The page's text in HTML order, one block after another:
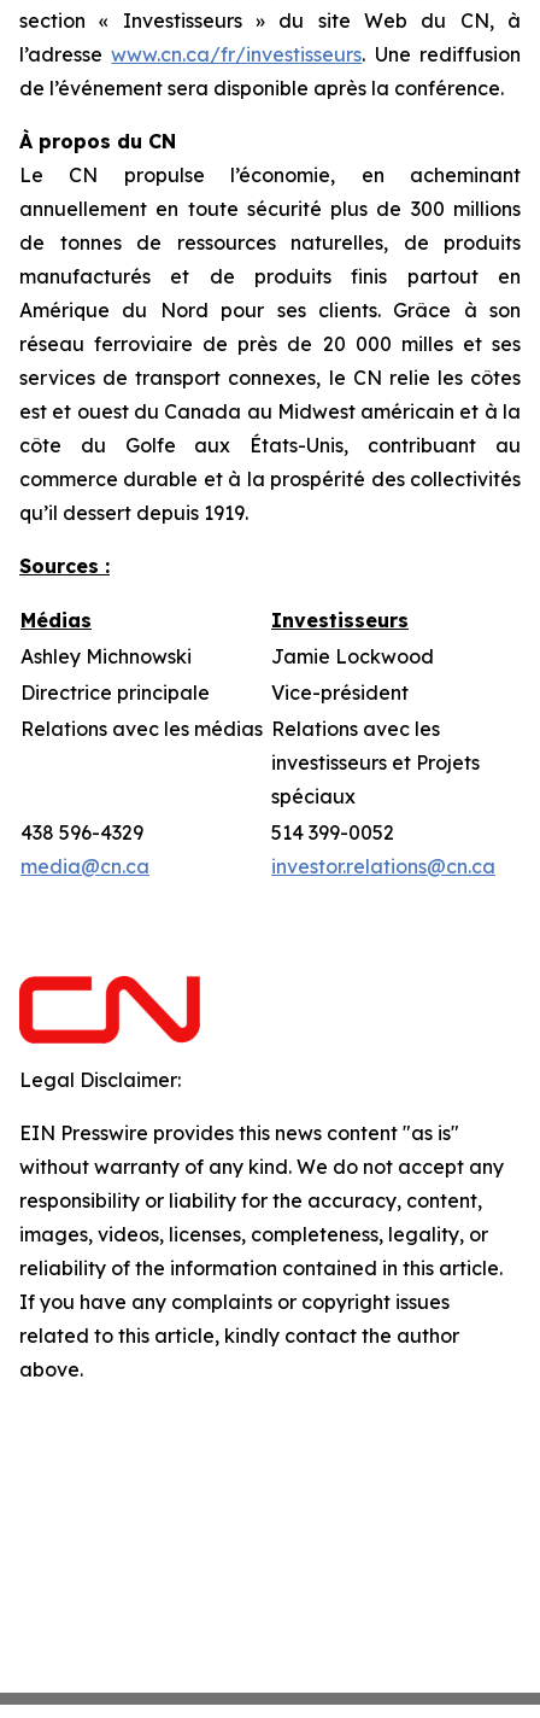
section « Investisseurs » du site Web du CN, à
l’adressewww.cn.ca/fr/investisseurs. Une rediffusion
de l’événement sera disponible après la conférence.
À propos du CN
Le CN propulse l’économie, en acheminant
annuellement en toute sécurité plus de 300 millions
de tonnes de ressources naturelles, de produits
manufacturés et de produits finis partout en
Amérique du Nord pour ses clients. Grâce à son
réseau ferroviaire de près de 20 000 milles et ses
services de transport connexes, le CN relie les côtes
est et ouest du Canada au Midwest américain et à la
côte du Golfe aux États-Unis, contribuant au
commerce durable et à la prospérité des collectivités
qu’il dessert depuis 1919.
Sources :
Médias
Investisseurs
Ashley Michnowski
Jamie Lockwood
Directrice principale
Vice-président
Relations avec les médias Relations avec les
investisseurs et Projets
spéciaux
438 596-4329
media@cn.ca
514 399-0052
investor.relations@cn.ca
Legal Disclaimer:
EIN Presswire provides this news content "as is"
without warranty of any kind. We do not accept any
responsibility or liability for the accuracy, content,
images, videos, licenses, completeness, legality, or
reliability of the information contained in this article.
If you have any complaints or copyright issues
related to this article, kindly contact the author
above.